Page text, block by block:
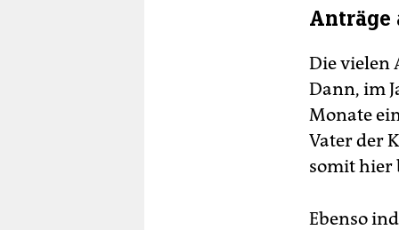
Anträge
Die vielen
Dann, im
Monate
Vater der
somit hier
Ebenso